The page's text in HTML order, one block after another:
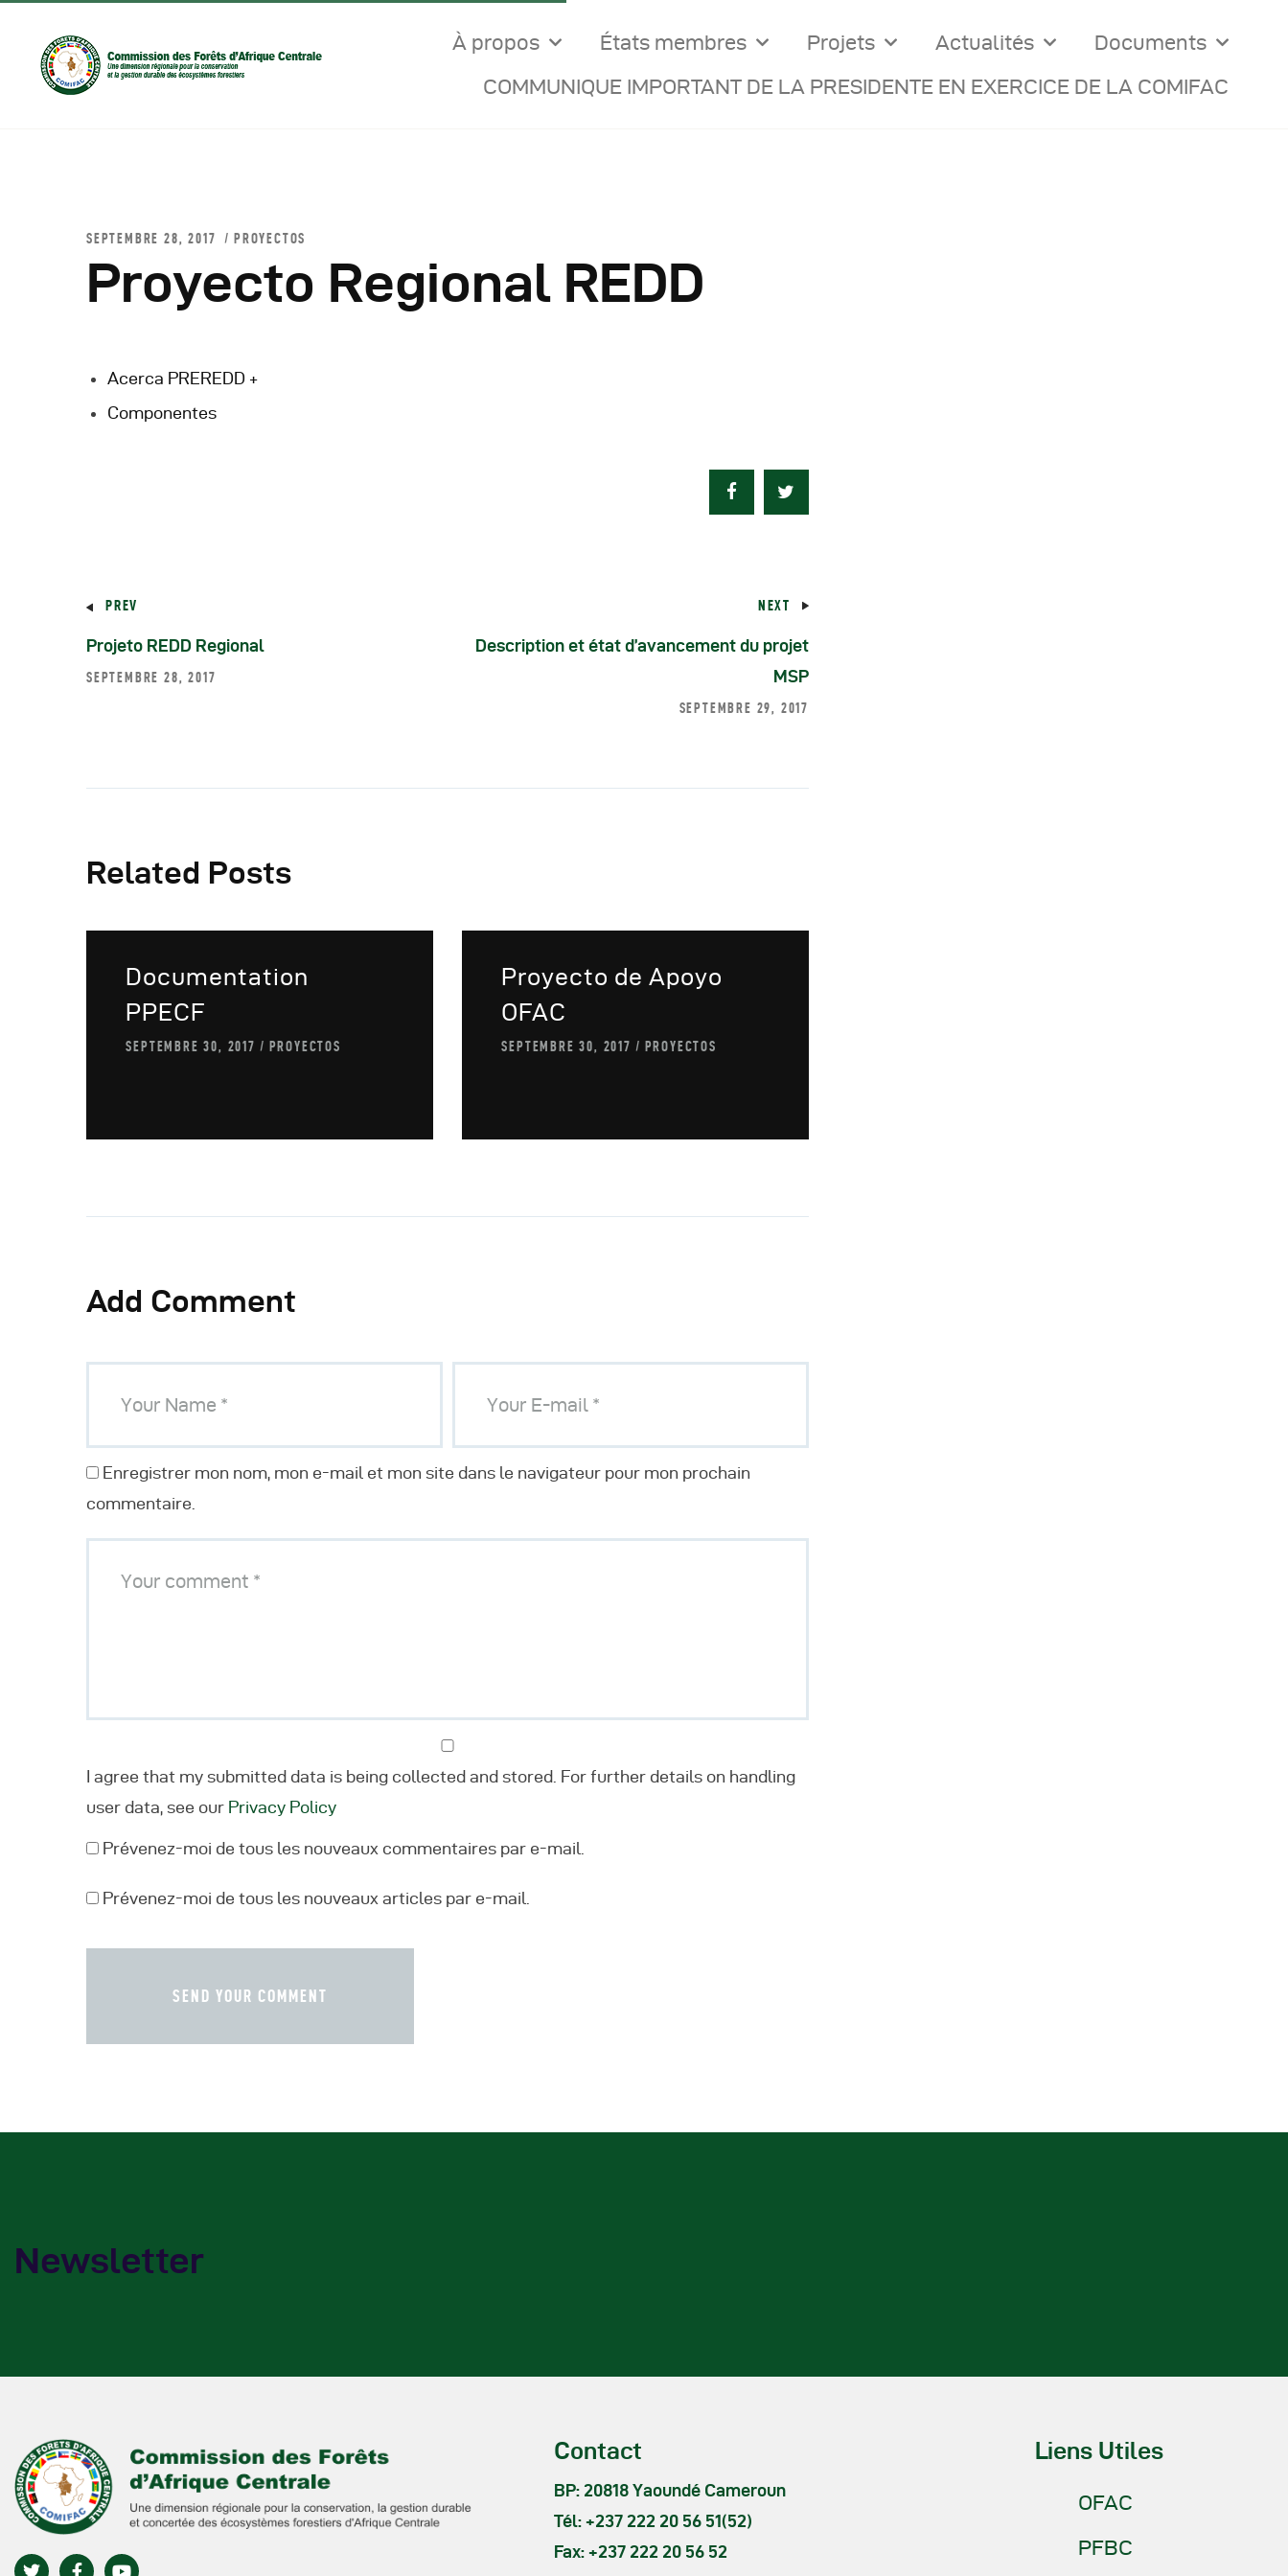
À propos États membres Projets Actualités
Documents
COMMUNIQUE IMPORTANT DE LA PRESIDENTE EN EXERCICE DE LA COMIFAC
Documents Officiels
Publications
COMIFAC Newsletter
SEPTEMBRE 28, 2017 PROYECTOS
Proyecto Regional REDD
Acerca PREREDD +
Componentes
PREV
Projeto REDD Regional
SEPTEMBRE 28, 2017
NEXT
Description et état d’avancement du projet
MSP
SEPTEMBRE 29, 2017
Related Posts
Documentation
PPECF
SEPTEMBRE 30, 2017 PROYECTOS
Proyecto de Apoyo
OFAC
SEPTEMBRE 30, 2017 PROYECTOS
Add Comment
Enregistrer mon nom, mon e-mail et mon site dans le navigateur pour mon prochain
commentaire.
I agree that my submitted data is being collected and stored. For further details on handling
user data, see our Privacy Policy
Prévenez-moi de tous les nouveaux commentaires par e-mail.
Prévenez-moi de tous les nouveaux articles par e-mail.
Newsletter
Contact
BP: 20818 Yaoundé Cameroun
Tél: +237 222 20 56 51(52)
Fax: +237 222 20 56 52
Liens Utiles
OFAC
PFBC